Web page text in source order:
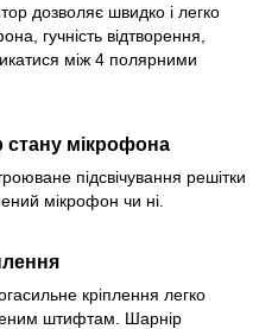
дозволяє швидко і легко
гучність відтворення,
між 4 полярними
стану мікрофона
підсвічування решітки
мікрофон чи ні.
кріплення легко
штифтам. Шарнір